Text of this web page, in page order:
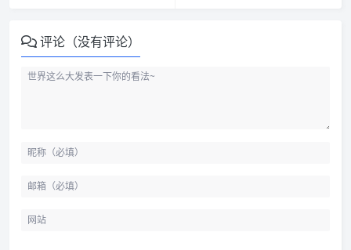
评论（没有评论）